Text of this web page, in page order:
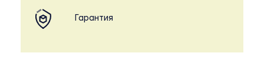
Гарантия